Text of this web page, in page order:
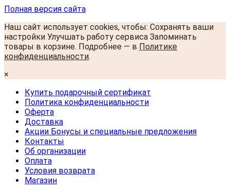
Полная версия сайта
Наш сайт использует cookies, чтобы: Сохранять ваши
настройки Улучшать работу сервиса Запоминать
товары в корзине. Подробнее — в Политике
конфиденциальности.
×
Купить подарочный сертификат
Политика конфиденциальности
Оферта
Доставка
Акции Бонусы и специальные предложения
Контакты
Об организации
Оплата
Условия возврата
Магазин